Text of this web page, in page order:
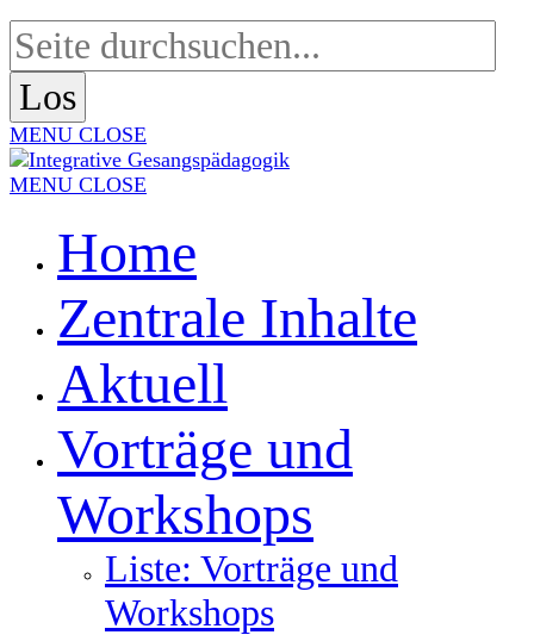
MENU CLOSE
MENU CLOSE
Home
Zentrale Inhalte
Aktuell
Vorträge und
Workshops
Liste: Vorträge und
Workshops